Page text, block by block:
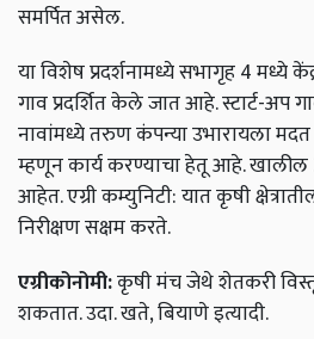
समर्पित असेल.
या विशेष प्रदर्शनामध्ये सभागृह 4 मध्ये
गाव प्रदर्शित केले जात आहे. स्टार्ट-अप
नावांमध्ये तरुण कंपन्या उभारायला मदत
म्हणून कार्य करण्याचा हेतू आहे. खालील
आहेत. एग्री कम्युनिटी: यात कृषी
निरीक्षण सक्षम करते.
एग्रीकोनोमी:कृषी मंच जेथे शेतकरी
शकतात. उदा. खते, बियाणे इत्यादी.